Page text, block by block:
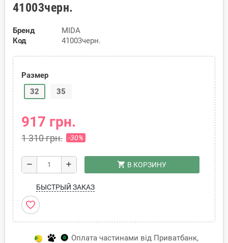
41003черн.
Бренд
MIDA
Код
41003черн.
Размер
32
35
917 грн.
1 310 грн. -30%
remove add shopping_cart В КОРЗИНУ
БЫСТРЫЙ ЗАКАЗ
favorite_border
Оплата частинами від Приватбанк,